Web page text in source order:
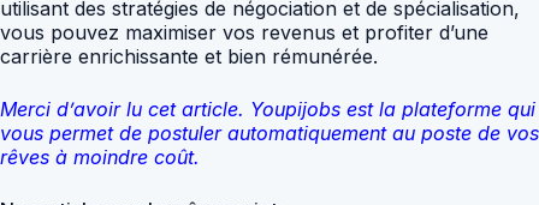
utilisant des stratégies de négociation et de spécialisation,
vous pouvez maximiser vos revenus et profiter d’une
carrière enrichissante et bien rémunérée.
Merci d’avoir lu cet article. Youpijobs est la plateforme qui
vous permet de postuler automatiquement au poste de vos
rêves à moindre coût.